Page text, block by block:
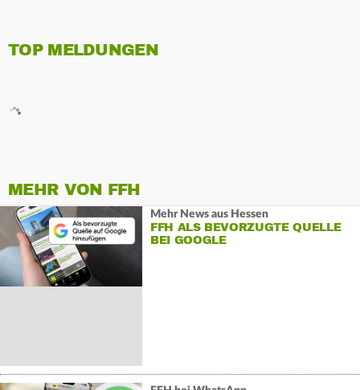
TOP MELDUNGEN
MEHR VON FFH
Mehr News aus Hessen
FFH ALS BEVORZUGTE QUELLE
BEI GOOGLE